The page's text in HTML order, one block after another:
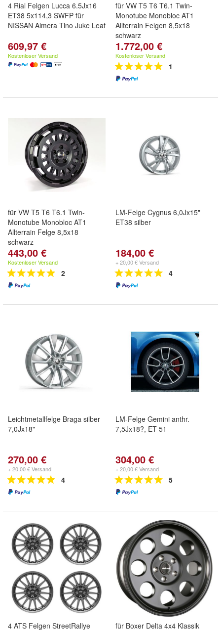
4 Rial Felgen Lucca 6.5Jx16
ET38 5x114,3 SWFP für
NISSAN Almera Tino Juke Leaf
609,97 €
Kostenloser Versand
für VW T5 T6 T6.1 Twin-
Monotube Monobloc AT1
Allterrain Felgen 8,5x18
schwarz
1.772,00 €
Kostenloser Versand
1
für VW T5 T6 T6.1 Twin-
Monotube Monobloc AT1
Allterrain Felge 8,5x18
schwarz
443,00 €
Kostenloser Versand
2
LM-Felge Cygnus 6,0Jx15"
ET38 silber
184,00 €
+ 20,00 € Versand
4
Leichtmetallfelge Braga silber
7,0Jx18"
270,00 €
+ 20,00 € Versand
4
LM-Felge Gemini anthr.
7,5Jx18?, ET 51
304,00 €
+ 20,00 € Versand
5
4 ATS Felgen StreetRallye
für Boxer Delta 4x4 Klassik